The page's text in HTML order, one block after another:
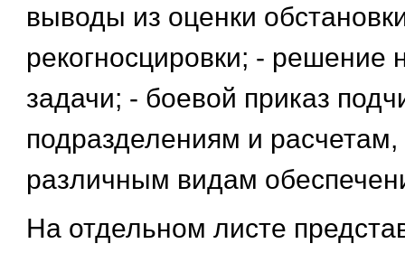
выводы из оценки
рекогносцировки; - решение
задачи; - боевой приказ
подразделениям и расчетам,
различным видам
На отдельном листе